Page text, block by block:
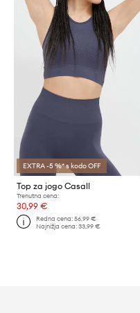
EXTRA -5 %* s kodo OFF
Top za jogo Casall
Trenutna cena:
30,99 €
Redna cena:56,99 €
Najnižja cena:33,99 €